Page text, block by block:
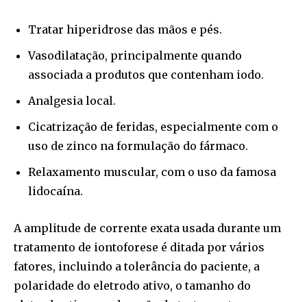
Tratar hiperidrose das mãos e pés.
Vasodilatação, principalmente quando
associada a produtos que contenham iodo.
Analgesia local.
Cicatrização de feridas, especialmente com o
uso de zinco na formulação do fármaco.
Relaxamento muscular, com o uso da famosa
lidocaína.
A amplitude de corrente exata usada durante um
tratamento de iontoforese é ditada por vários
fatores, incluindo a tolerância do paciente, a
polaridade do eletrodo ativo, o tamanho do